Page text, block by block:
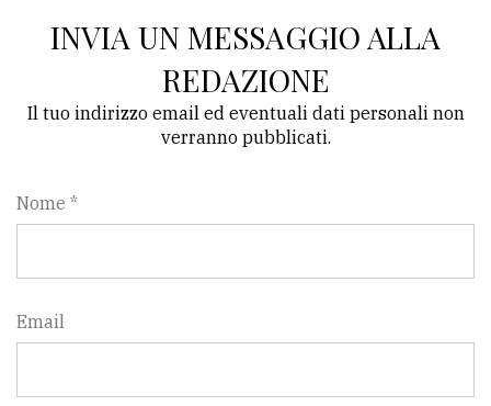
INVIA UN MESSAGGIO ALLA
REDAZIONE
Il tuo indirizzo email ed eventuali dati personali non
verranno pubblicati.
Nome *
Email